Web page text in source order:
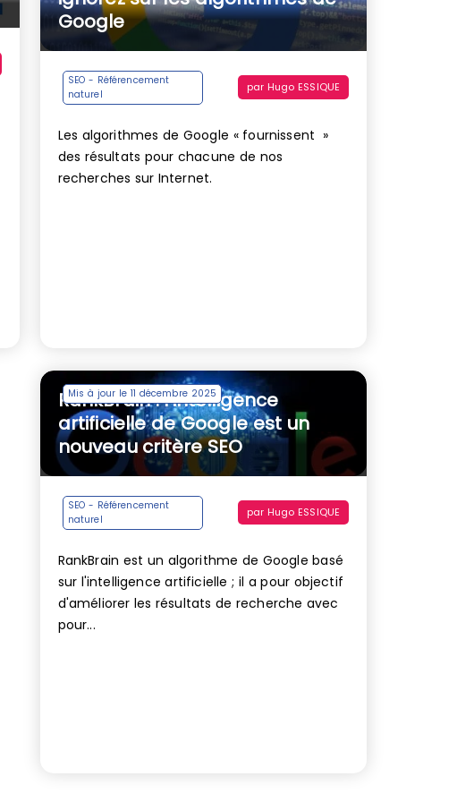
Google
SEO - Référencement
naturel
par Hugo ESSIQUE
Les algorithmes de Google « fournissent »
des résultats pour chacune de nos
recherches sur Internet.
Mis à jour le 11 décembre 2025
RankBrain : l’intelligence
artificielle de Google est un
nouveau critère SEO
SEO - Référencement
naturel
par Hugo ESSIQUE
RankBrain est un algorithme de Google basé
sur l'intelligence artificielle ; il a pour objectif
d'améliorer les résultats de recherche avec
pour...